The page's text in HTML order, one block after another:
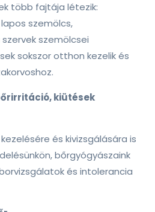
több fajtája létezik:
szemölcs,
szemölcsei
sokszor otthon kezelik és
kiütések
és kivizsgálására is
bőrgyógyászaink
és intolerancia